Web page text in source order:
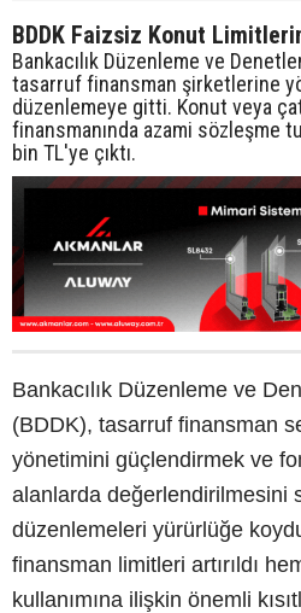
BDDK Faizsiz Konut
Bankacılık Düzenleme ve
tasarruf finansman şirketlerine
düzenlemeye gitti. Konut veya
finansmanında azami sözleşme
bin TL'ye çıktı.
Bankacılık Düzenleme ve
(BDDK), tasarruf finansman
yönetimini güçlendirmek ve
alanlarda değerlendirilmesini
düzenlemeleri yürürlüğe
finansman limitleri artırıldı
kullanımına ilişkin önemli